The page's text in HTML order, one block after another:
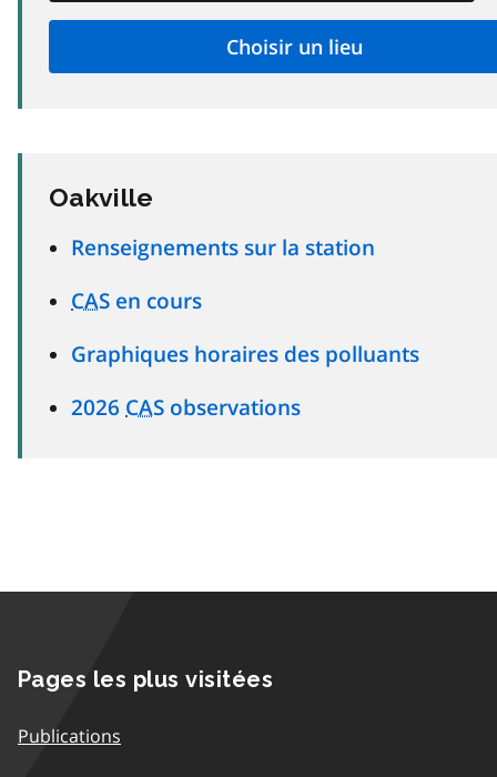
Oakville
Renseignements sur la station
CAS en cours
Graphiques horaires des polluants
2026 CAS observations
Pages les plus visitées
Publications